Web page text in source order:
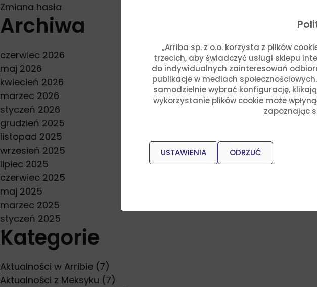
„Arriba sp. z o.o. korzysta z plików
trzecich, aby świadczyć usługi sklepu
do indywidualnych zainteresowań
publikacje w mediach
samodzielnie wybrać konfigurację,
wykorzystanie plików cookie może
zapoznając
ODRZUĆ
USTAWIENIA
Zmiana hasła
Archiwa
czerwiec 2026
maj 2026
kwiecień 2026
marzec 2026
styczeń 2026
grudzień 2025
listopad 2025
wrzesień 2025
lipiec 2025
czerwiec 2025
maj 2025
marzec 2025
styczeń 2025
Kategorie
Aktualności w Arribie (7)
Aktualności z Meksyku (7)